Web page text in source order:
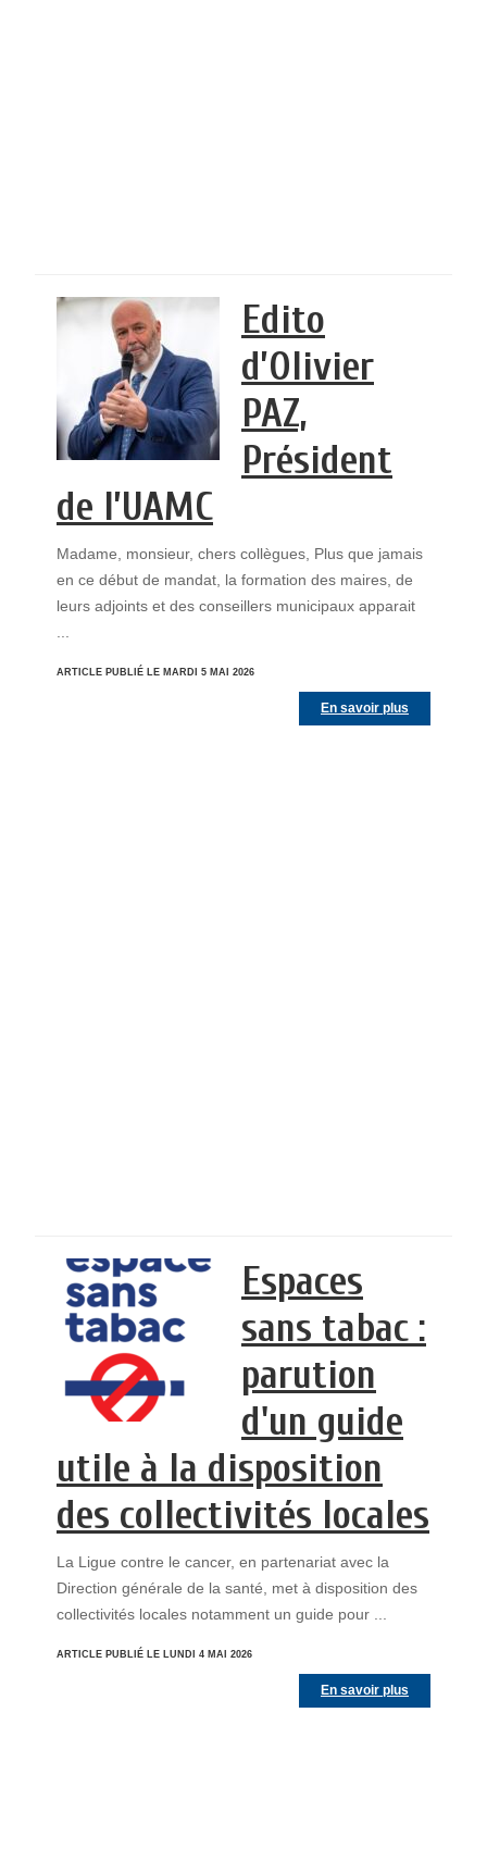
Edito
d’Olivier
PAZ,
Président
de l’UAMC
Madame, monsieur, chers collègues, Plus que jamais
en ce début de mandat, la formation des maires, de
leurs adjoints et des conseillers municipaux apparait
...
ARTICLE PUBLIÉ LE MARDI 5 MAI 2026
En savoir plus
Espaces
sans tabac :
parution
d'un guide
utile à la disposition
des collectivités locales
La Ligue contre le cancer, en partenariat avec la
Direction générale de la santé, met à disposition des
collectivités locales notamment un guide pour ...
ARTICLE PUBLIÉ LE LUNDI 4 MAI 2026
En savoir plus